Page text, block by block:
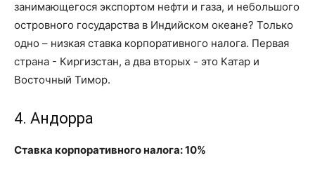
занимающегося экспортом нефти и газа, и небольшого
островного государства в Индийском океане? Только
одно – низкая ставка корпоративного налога. Первая
страна - Киргизстан, а два вторых - это Катар и
Восточный Тимор.
4. Андорра
Ставка корпоративного налога: 10%